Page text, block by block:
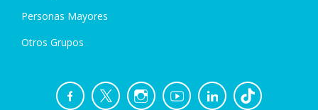
Personas Mayores
Otros Grupos